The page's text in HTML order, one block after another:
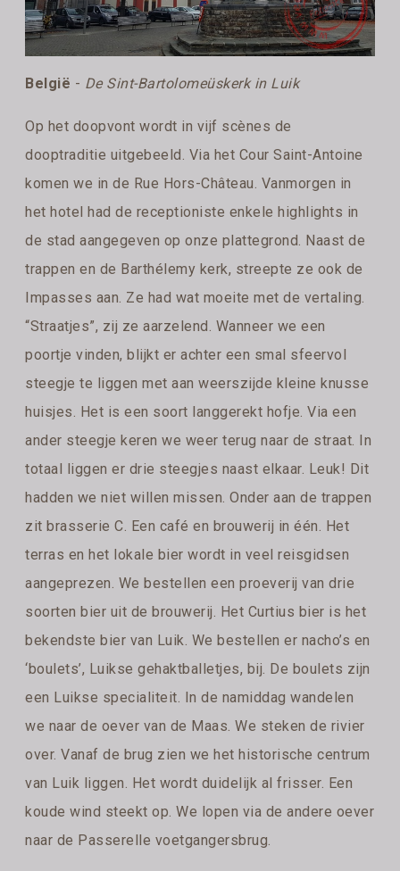
België - De Sint-Bartolomeüskerk in Luik
Op het doopvont wordt in vijf scènes de
dooptraditie uitgebeeld. Via het Cour Saint-Antoine
komen we in de Rue Hors-Château. Vanmorgen in
het hotel had de receptioniste enkele highlights in
de stad aangegeven op onze plattegrond. Naast de
trappen en de Barthélemy kerk, streepte ze ook de
Impasses aan. Ze had wat moeite met de vertaling.
“Straatjes”, zij ze aarzelend. Wanneer we een
poortje vinden, blijkt er achter een smal sfeervol
steegje te liggen met aan weerszijde kleine knusse
huisjes. Het is een soort langgerekt hofje. Via een
ander steegje keren we weer terug naar de straat. In
totaal liggen er drie steegjes naast elkaar. Leuk! Dit
hadden we niet willen missen. Onder aan de trappen
zit brasserie C. Een café en brouwerij in één. Het
terras en het lokale bier wordt in veel reisgidsen
aangeprezen. We bestellen een proeverij van drie
soorten bier uit de brouwerij. Het Curtius bier is het
bekendste bier van Luik. We bestellen er nacho’s en
‘boulets’, Luikse gehaktballetjes, bij. De boulets zijn
een Luikse specialiteit. In de namiddag wandelen
we naar de oever van de Maas. We steken de rivier
over. Vanaf de brug zien we het historische centrum
van Luik liggen. Het wordt duidelijk al frisser. Een
koude wind steekt op. We lopen via de andere oever
naar de Passerelle voetgangersbrug.